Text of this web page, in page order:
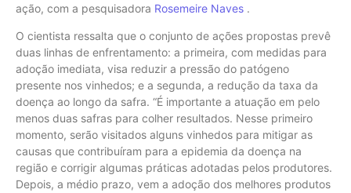
ação, com a pesquisadora Rosemeire Naves .
O cientista ressalta que o conjunto de ações propostas prevê
duas linhas de enfrentamento: a primeira, com medidas para
adoção imediata, visa reduzir a pressão do patógeno
presente nos vinhedos; e a segunda, a redução da taxa da
doença ao longo da safra. “É importante a atuação em pelo
menos duas safras para colher resultados. Nesse primeiro
momento, serão visitados alguns vinhedos para mitigar as
causas que contribuíram para a epidemia da doença na
região e corrigir algumas práticas adotadas pelos produtores.
Depois, a médio prazo, vem a adoção dos melhores produtos